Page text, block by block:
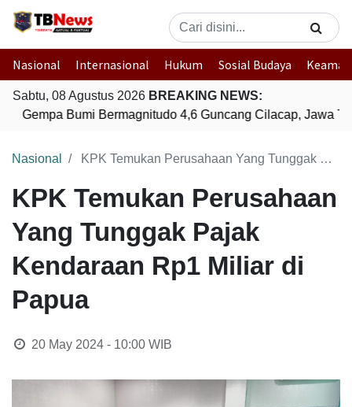
Nasional Internasional Hukum Sosial Budaya
Sabtu, 08 Agustus 2026 BREAKING NEWS:
Gempa Bumi Bermagnitudo 4,6 Guncang Cilacap, Jawa
Nasional KPK Temukan Perusahaan Yang Tunggak Pajak Kendaraan Rp1 Miliar di Papua
KPK Temukan Perusahaan
Yang Tunggak Pajak
Kendaraan Rp1 Miliar di
Papua
20 May 2024 - 10:00WIB